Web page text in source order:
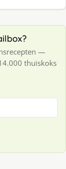
—
thuiskoks